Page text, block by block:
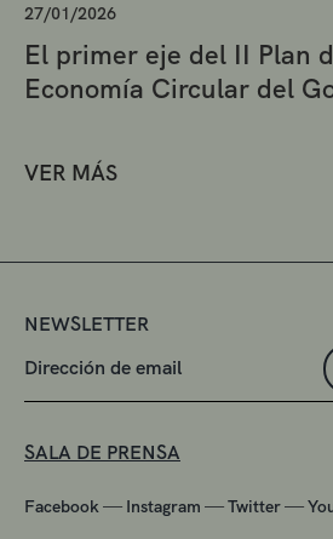
27/01/2026
El primer eje del II Plan
Economía Circular del
VER MÁS
NEWSLETTER
SALA DE PRENSA
Facebook — Instagram —Twitter—